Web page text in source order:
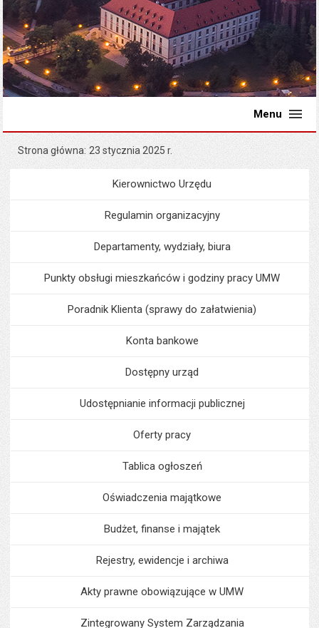
Menu
Strona główna 23 stycznia 2025 r.
MenuUrząd Miejski
Kierownictwo Urzędu
Regulamin organizacyjny
Departamenty, wydziały, biura
Punkty obsługi mieszkańców i godziny pracy UMW
Poradnik Klienta (sprawy do załatwienia)
Konta bankowe
Dostępny urząd
Udostępnianie informacji publicznej
Oferty pracy
Tablica ogłoszeń
Oświadczenia majątkowe
Budżet, finanse i majątek
Rejestry, ewidencje i archiwa
Akty prawne obowiązujące w UMW
Zintegrowany System Zarządzania